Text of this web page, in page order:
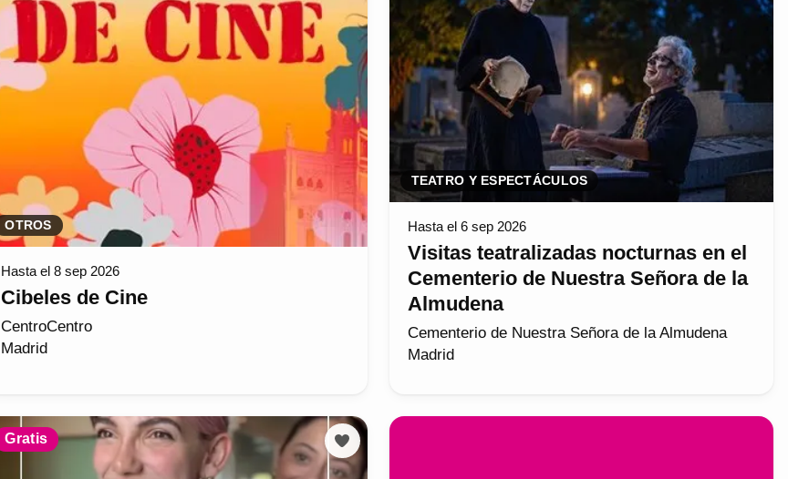
OTROS
Hasta el 8 sep 2026
Cibeles de Cine
CentroCentro
Madrid
TEATRO Y ESPECTÁCULOS
Hasta el 6 sep 2026
Visitas teatralizadas nocturnas en el
Cementerio de Nuestra Señora de la
Almudena
Cementerio de Nuestra Señora de la Almudena
Madrid
Gratis